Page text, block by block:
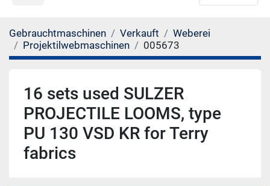
Gebrauchtmaschinen Verkauft
Weberei
Projektilwebmaschinen
005673
16 sets used SULZER
PROJECTILE LOOMS, type
PU 130 VSD KR for Terry
fabrics